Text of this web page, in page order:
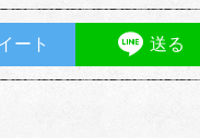
ート 送る